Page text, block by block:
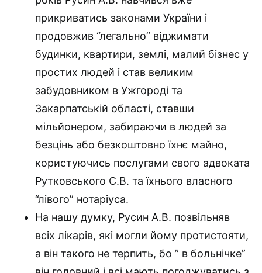
прикриватись законами України і
продовжив “легально” віджимати
будинки, квартири, землі, малий бізнес у
простих людей і став великим
забудовником в Ужгороді та
Закарпатській області, ставши
мільйонером, забираючи в людей за
безцінь або безкоштовно їхнє майно,
користуючись послугами свого адвоката
Рутковського С.В. та їхнього власного
“лівого” нотаріуса.
На нашу думку, Русин А.В. позвільняв
всіх лікарів, які могли йому протистояти,
а він такого не терпить, бо ” в больнічке”